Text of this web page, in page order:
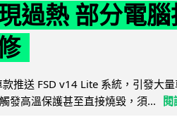
過熱 部分電腦
推送 FSD v14 Lite 系統，引發大
發高溫保護甚至直接燒毀，須...